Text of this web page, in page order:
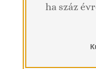
ha száz